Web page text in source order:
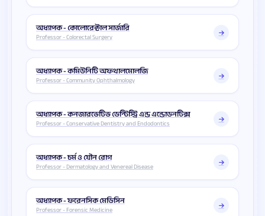
অধ্যাপক - কোলোরেক্টাল সার্জারি
Professor - Colorectal Surgery
অধ্যাপক - কমিউনিটি অফথালমোলজি
Professor - Community Ophthalmology
অধ্যাপক - কনজারভেটিভ ডেন্টিস্ট্রি এন্ড এন্ডোডনটিক্স
Professor - Conservative Dentistry and Endodontics
অধ্যাপক - চর্ম ও যৌন রোগ
Professor - Dermatology and Venereal Disease
অধ্যাপক - ফরেনসিক মেডিসিন
Professor - Forensic Medicine